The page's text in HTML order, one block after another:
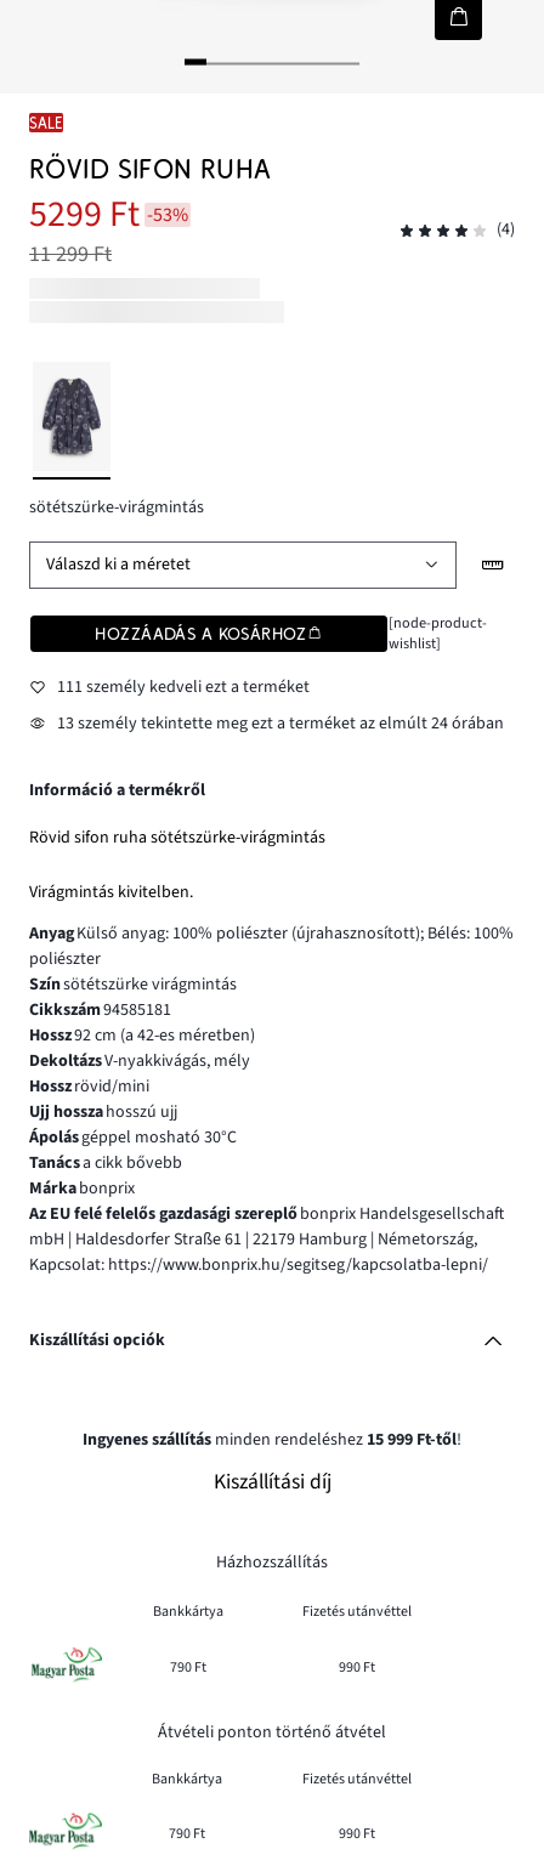
SALE
RÖVID SIFON RUHA
5299 Ft -53%
11 299 Ft
(4)
sötétszürke-virágmintás
Válaszd ki a méretet
HOZZÁADÁS A KOSÁRHOZ
[node-product-
wishlist]
111 személy kedveli ezt a terméket
13 személy tekintette meg ezt a terméket az elmúlt 24 órában
Információ a termékről
Rövid sifon ruha sötétszürke-virágmintás
Virágmintás kivitelben.
AnyagKülső anyag: 100% poliészter (újrahasznosított); Bélés: 100%
poliészter
Színsötétszürke virágmintás
Cikkszám94585181
Hossz92 cm (a 42-es méretben)
DekoltázsV-nyakkivágás, mély
Hosszrövid/mini
Ujj hosszahosszú ujj
Ápolásgéppel mosható 30°C
Tanácsa cikk bővebb
Márkabonprix
Az EU felé felelős gazdasági szereplőbonprix Handelsgesellschaft
mbH | Haldesdorfer Straße 61 | 22179 Hamburg | Németország,
Kapcsolat: https://www.bonprix.hu/segitseg/kapcsolatba-lepni/
Kiszállítási opciók
Ingyenes szállítás minden rendeléshez 15 999 Ft-től!
Kiszállítási díj
Házhozszállítás
Bankkártya Fizetés utánvéttel
790 Ft 990 Ft
Átvételi ponton történő átvétel
Bankkártya Fizetés utánvéttel
790 Ft 990 Ft